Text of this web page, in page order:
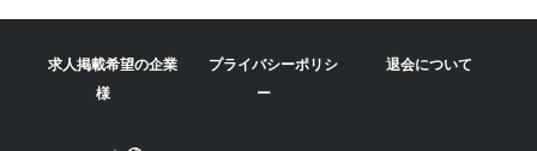
求人掲載希望の企業
様
プライバシーポリシ
ー
退会について